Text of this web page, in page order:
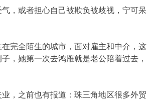
，或者担心自己被欺负被歧视，宁可呆
完全陌生的城市，面对雇主和中介，这
，她第一次去鸿雁就是老公陪着过去，
，之前也有报道：珠三角地区很多外贸